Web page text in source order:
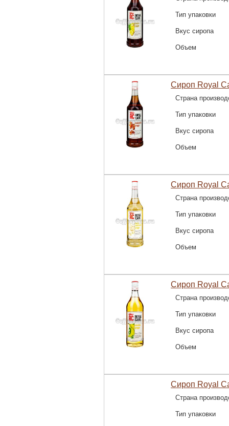
Тип упаковки
Вкус сиропа
Объем
Сироп Royal
Страна
Тип упаковки
Вкус сиропа
Объем
Сироп Royal
Страна
Тип упаковки
Вкус сиропа
Объем
Сироп Royal
Страна
Тип упаковки
Вкус сиропа
Объем
Сироп Royal
Страна
Тип упаковки